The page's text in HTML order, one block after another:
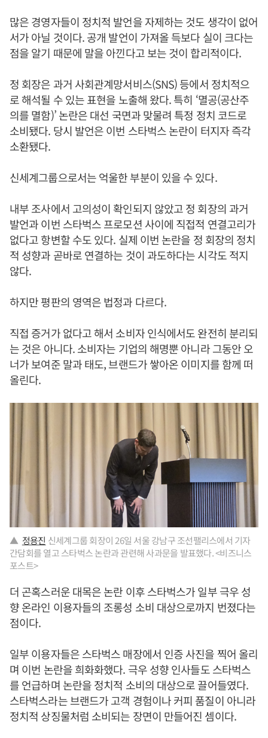
많은 경영자들이 정치적 발언을 자제하는 것도 생각이 없어
서가 아닐 것이다. 공개 발언이 가져올 득보다 실이 크다는
점을 알기 때문에 말을 아낀다고 보는 것이 합리적이다.
정 회장은 과거 사회관계망서비스(SNS) 등에서 정치적으
로 해석될 수 있는 표현을 노출해 왔다. 특히 ‘멸공(공산주
의를 멸함)’ 논란은 대선 국면과 맞물려 특정 정치 코드로
소비됐다. 당시 발언은 이번 스타벅스 논란이 터지자 즉각
소환됐다.
신세계그룹으로서는 억울한 부분이 있을 수 있다.
내부 조사에서 고의성이 확인되지 않았고 정 회장의 과거
발언과 이번 스타벅스 프로모션 사이에 직접적 연결고리가
없다고 항변할 수도 있다. 실제 이번 논란을 정 회장의 정치
적 성향과 곧바로 연결하는 것이 과도하다는 시각도 적지
않다.
하지만 평판의 영역은 법정과 다르다.
직접 증거가 없다고 해서 소비자 인식에서도 완전히 분리되
는 것은 아니다. 소비자는 기업의 해명뿐 아니라 그동안 오
너가 보여준 말과 태도, 브랜드가 쌓아온 이미지를 함께 떠
올린다.
▲ 정용진 신세계그룹 회장이 26일 서울 강남구 조선팰리스에서 기자
간담회를 열고 스타벅스 논란과 관련해 사과문을 발표했다. <비즈니스
포스트>
더 곤혹스러운 대목은 논란 이후 스타벅스가 일부 극우 성
향 온라인 이용자들의 조롱성 소비 대상으로까지 번졌다는
점이다.
일부 이용자들은 스타벅스 매장에서 인증 사진을 찍어 올리
며 이번 논란을 희화화했다. 극우 성향 인사들도 스타벅스
를 언급하며 논란을 정치적 소비의 대상으로 끌어들였다.
스타벅스라는 브랜드가 고객 경험이나 커피 품질이 아니라
정치적 상징물처럼 소비되는 장면이 만들어진 셈이다.